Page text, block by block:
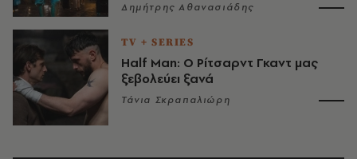
Δημήτρης Αθανασιάδης
TV + SERIES
Half Man: Ο Ρίτσαρντ Γκαντ μας
ξεβολεύει ξανά
Τάνια Σκραπαλιώρη